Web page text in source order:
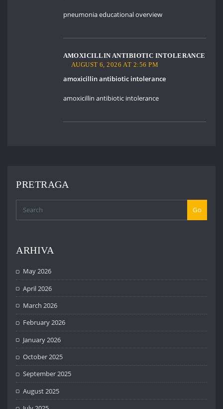
pneumonia educational overview
AMOXICILLIN ANTIBIOTIC INTOLERANCE
AUGUST 6, 2026 AT 2:56 PM
amoxicillin antibiotic intolerance
amoxicillin antibiotic intolerance
PRETRAGA
Go
ARHIVA
May 2026
April 2026
March 2026
February 2026
January 2026
October 2025
September 2025
August 2025